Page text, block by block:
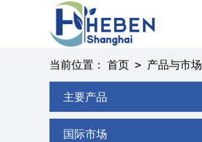
当前位置： 首页 > 产品与市场
主要产品
国际市场